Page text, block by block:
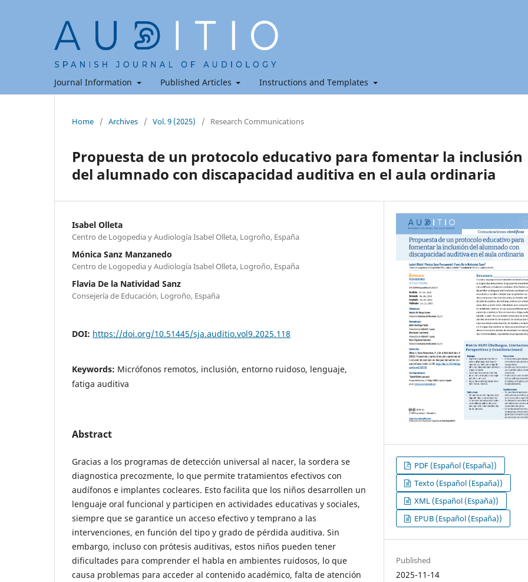
Journal Information Published Articles Instructions and Templates
Home / Archives / Vol. 9 (2025) / Research Communications
Propuesta de un protocolo educativo para fomentar la inclusión
del alumnado con discapacidad auditiva en el aula ordinaria
Isabel Olleta
Centro de Logopedia y Audiología Isabel Olleta, Logroño, España
Mónica Sanz Manzanedo
Centro de Logopedia y Audiología Isabel Olleta, Logroño, España
Flavia De la Natividad Sanz
Consejería de Educación, Logroño, España
DOI: https://doi.org/10.51445/sja.auditio.vol9.2025.118
Keywords: Micrófonos remotos, inclusión, entorno ruidoso, lenguaje,
fatiga auditiva
Abstract
Gracias a los programas de detección universal al nacer, la sordera se
diagnostica precozmente, lo que permite tratamientos efectivos con
audífonos e implantes cocleares. Esto facilita que los niños desarrollen un
lenguaje oral funcional y participen en actividades educativas y sociales,
siempre que se garantice un acceso efectivo y temprano a las
intervenciones, en función del tipo y grado de pérdida auditiva. Sin
embargo, incluso con prótesis auditivas, estos niños pueden tener
dificultades para comprender el habla en ambientes ruidosos, lo que
causa problemas para acceder al contenido académico, falta de atención
PDF (Español (España))
Texto (Español (España))
XML (Español (España))
EPUB (Español (España))
Published
2025-11-14